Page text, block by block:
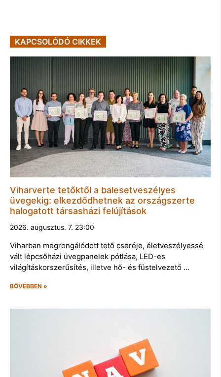
KAPCSOLÓDÓ CIKKEK
Viharverte tetőktől a balesetveszélyes
üvegekig: elkezdődhetnek az országszerte
halogatott társasházi felújítások
2026. augusztus. 7. 23:00
Viharban megrongálódott tető cseréje, életveszélyessé
vált lépcsőházi üvegpanelek pótlása, LED-es
világításkorszerűsítés, illetve hő- és füstelvezető …
BŐVEBBEN »